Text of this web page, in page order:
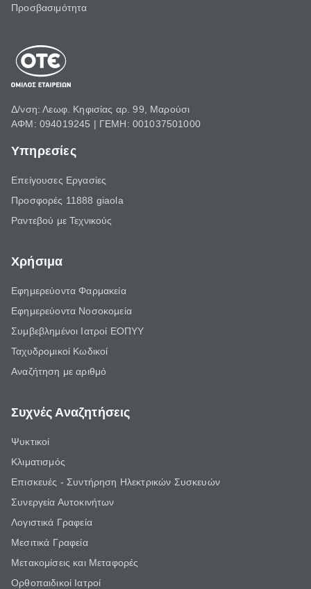
Προσβασιμότητα
Δ/νση: Λεωφ. Κηφισίας αρ. 99, Μαρούσι
ΑΦΜ: 094019245 | ΓΕΜΗ: 001037501000
Υπηρεσίες
Επείγουσες Εργασίες
Προσφορές 11888 giaola
Ραντεβού με Τεχνικούς
Χρήσιμα
Εφημερεύοντα Φαρμακεία
Εφημερεύοντα Νοσοκομεία
Συμβεβλημένοι Ιατροί ΕΟΠΥΥ
Ταχυδρομικοί Κωδικοί
Αναζήτηση με αριθμό
Συχνές Αναζητήσεις
Ψυκτικοί
Κλιματισμός
Επισκευές - Συντήρηση Ηλεκτρικών Συσκευών
Συνεργεία Αυτοκινήτων
Λογιστικά Γραφεία
Μεσιτικά Γραφεία
Μετακομίσεις και Μεταφορές
Ορθοπαιδικοί Ιατροί